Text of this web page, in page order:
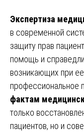
Экспертиза
в современной
защиту прав
помощь и
возникающих при
профессиональное
фактам
только
пациентов, но и